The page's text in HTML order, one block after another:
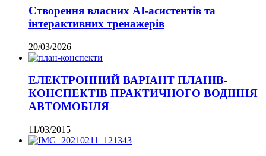
Створення власних AI-асистентів та
інтерактивних тренажерів
20/03/2026
ЕЛЕКТРОННИЙ ВАРІАНТ ПЛАНІВ-
КОНСПЕКТІВ ПРАКТИЧНОГО ВОДІННЯ
АВТОМОБІЛЯ
11/03/2015